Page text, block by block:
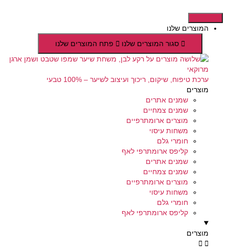
לתוכן
המוצרים שלנו
סגור המוצרים שלנו
פתח המוצרים שלנו
ערכת טיפוח, שיקום, ריכוך ועיצוב לשיער – 100% טבעי
מוצרים
שמנים אתרים
שמנים צמחיים
מוצרים ארומתרפיים
משחות עיסוי
חומרי גלם
קליפס ארומתרפי לאף
שמנים אתרים
שמנים צמחיים
מוצרים ארומתרפיים
משחות עיסוי
חומרי גלם
קליפס ארומתרפי לאף
מוצרים